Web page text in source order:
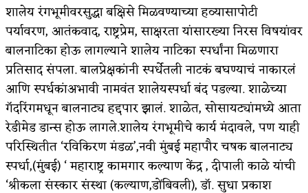
शालेय रंगभूमीवरसुद्धा बक्षिसे मिळवण्याच्या हव्यासापोटी
पर्यावरण, आतंकवाद, राष्ट्रप्रेम, साक्षरता यांसारख्या निरस विषयांवर
बालनाटिका होऊ लागल्याने शालेय नाटिका स्पर्धांना मिळणारा
प्रतिसाद संपला. बालप्रेक्षकांनी स्पर्धेतली नाटकं बघण्याचं नाकारलं
आणि स्पर्धकांअभावी नामवंत शालेयस्पर्धा बंद पडल्या. शाळेच्या
गॅदरिंगमधून बालनाट्य हद्दपार झालं. शाळेत, सोसायट्यांमध्ये आता
रेडीमेड डान्स होऊ लागले.शालेय रंगभूमीचे कार्य मंदावले, पण याही
परिस्थितीत ‘रविकिरण मंडळ’,नवी मुंबई महापौर चषक बालनाट्य
स्पर्धा,(मुंबई) ‘ महाराष्ट्र कामगार कल्याण केंद्र , दीपाली काळे यांची
‘श्रीकला संस्कार संस्था (कल्याण,डोंबिवली), डॉ. सुधा प्रकाश